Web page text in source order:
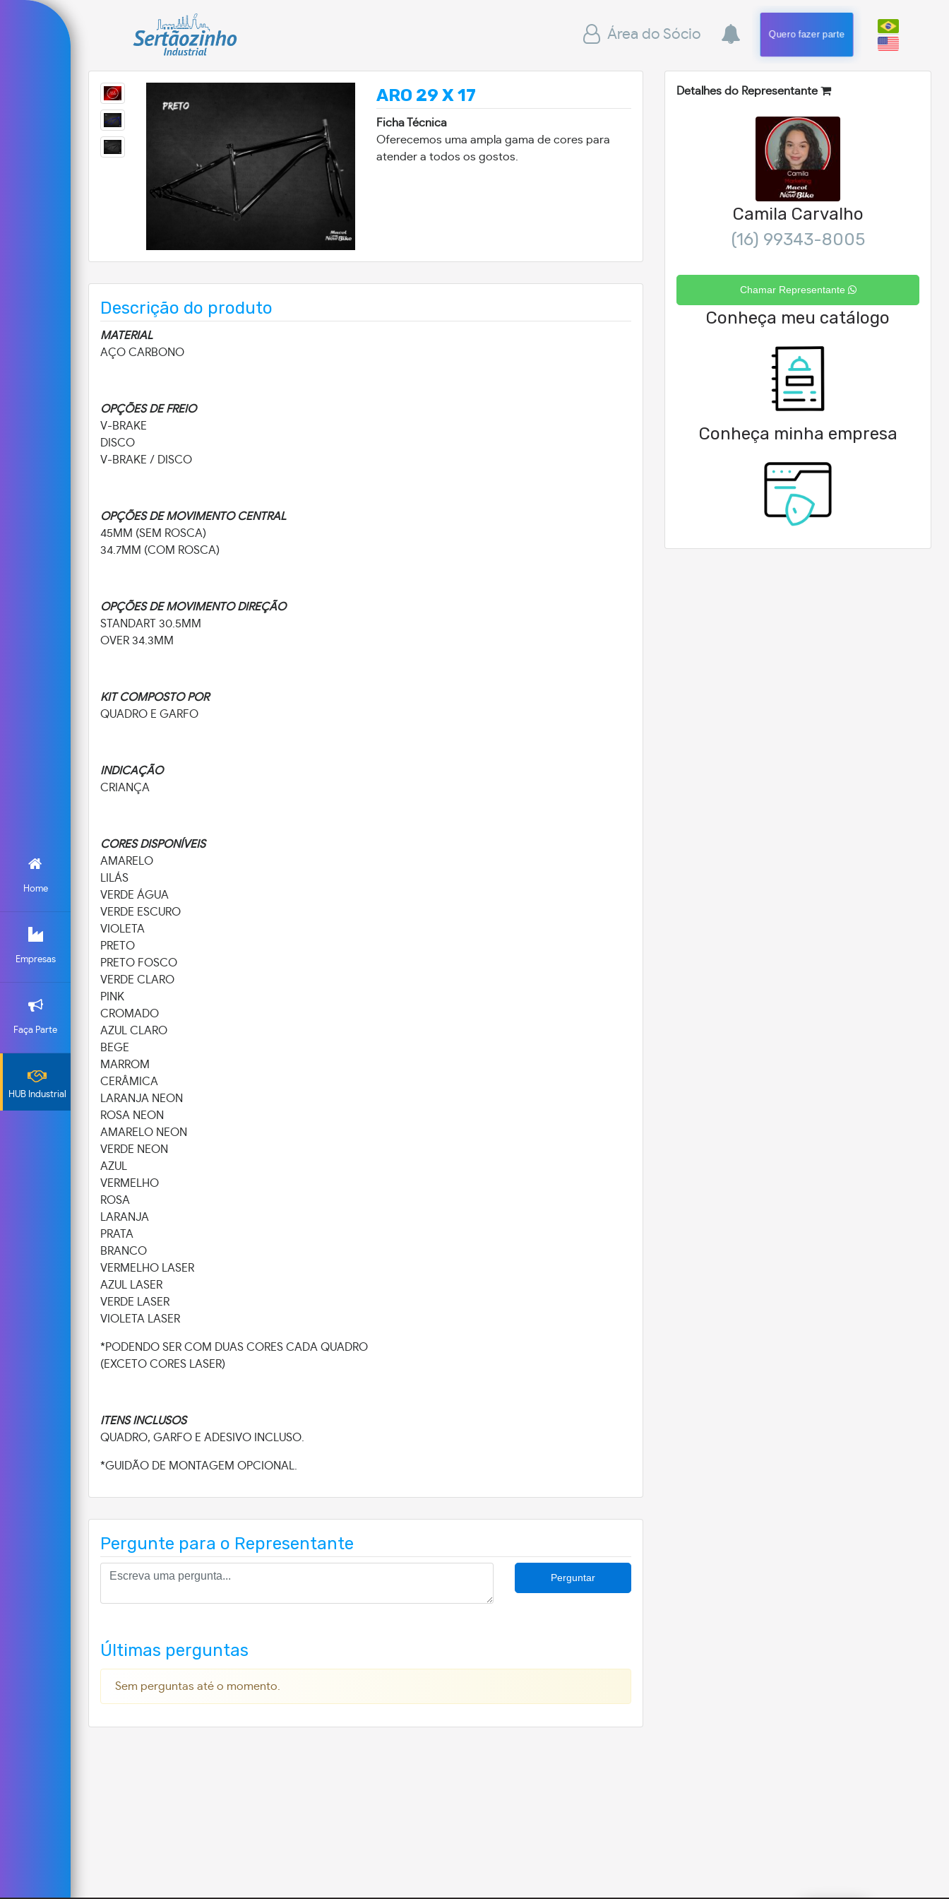
Área do Sócio Quero fazer parte
Home
Empresas
Faça Parte
HUB Industrial
ARO 29 X 17
Ficha Técnica
Oferecemos uma ampla gama de cores para
atender a todos os gostos.
Descrição do produto
MATERIAL
AÇO CARBONO
OPÇÕES DE FREIO
V-BRAKE
DISCO
V-BRAKE / DISCO
OPÇÕES DE MOVIMENTO CENTRAL
45MM (SEM ROSCA)
34.7MM (COM ROSCA)
OPÇÕES DE MOVIMENTO DIREÇÃO
STANDART 30.5MM
OVER 34.3MM
KIT COMPOSTO POR
QUADRO E GARFO
INDICAÇÃO
CRIANÇA
CORES DISPONÍVEIS
AMARELO
LILÁS
VERDE ÁGUA
VERDE ESCURO
VIOLETA
PRETO
PRETO FOSCO
VERDE CLARO
PINK
CROMADO
AZUL CLARO
BEGE
MARROM
CERÂMICA
LARANJA NEON
ROSA NEON
AMARELO NEON
VERDE NEON
AZUL
VERMELHO
ROSA
LARANJA
PRATA
BRANCO
VERMELHO LASER
AZUL LASER
VERDE LASER
VIOLETA LASER
*PODENDO SER COM DUAS CORES CADA QUADRO
(EXCETO CORES LASER)
ITENS INCLUSOS
QUADRO, GARFO E ADESIVO INCLUSO.
*GUIDÃO DE MONTAGEM OPCIONAL.
Pergunte para o Representante
Perguntar
Últimas perguntas
Sem perguntas até o momento.
Detalhes do Representante
Camila Carvalho
(16) 99343-8005
Chamar Representante
Conheça meu catálogo
Conheça minha empresa